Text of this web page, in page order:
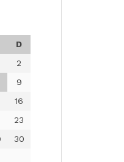
D
2
9
16
23
30